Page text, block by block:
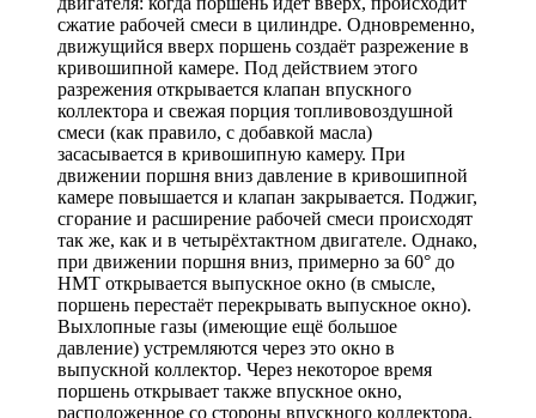
сжатие рабочей смеси в цилиндре. Одновременно,
движущийся вверх поршень создаёт разрежение в
кривошипной камере. Под действием этого
разрежения открывается клапан впускного
коллектора и свежая порция топливовоздушной
смеси (как правило, с добавкой масла)
засасывается в кривошипную камеру. При
движении поршня вниз давление в кривошипной
камере повышается и клапан закрывается. Поджиг,
сгорание и расширение рабочей смеси происходят
так же, как и в четырёхтактном двигателе. Однако,
при движении поршня вниз, примерно за 60° до
НМТ открывается выпускное окно (в смысле,
поршень перестаёт перекрывать выпускное окно).
Выхлопные газы (имеющие ещё большое
давление) устремляются через это окно в
выпускной коллектор. Через некоторое время
поршень открывает также впускное окно,
расположенное со стороны впускного коллектора.